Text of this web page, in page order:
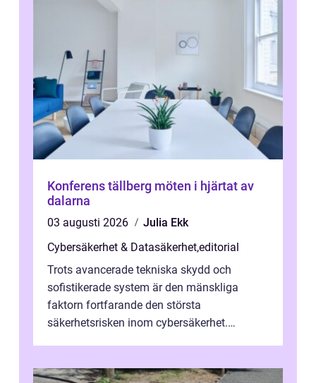
Konferens tällberg möten i hjärtat av
dalarna
03 augusti 2026
Julia Ekk
Cybersäkerhet & Datasäkerhet,editorial
Trots avancerade tekniska skydd och
sofistikerade system är den mänskliga
faktorn fortfarande den största
säkerhetsrisken inom cybersäkerhet.